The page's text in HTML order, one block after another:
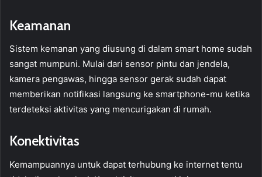
Keamanan
Sistem kemanan yang diusung di dalam smart home sudah
sangat mumpuni. Mulai dari sensor pintu dan jendela,
kamera pengawas, hingga sensor gerak sudah dapat
memberikan notifikasi langsung ke smartphone-mu ketika
terdeteksi aktivitas yang mencurigakan di rumah.
Konektivitas
Kemampuannya untuk dapat terhubung ke internet tentu